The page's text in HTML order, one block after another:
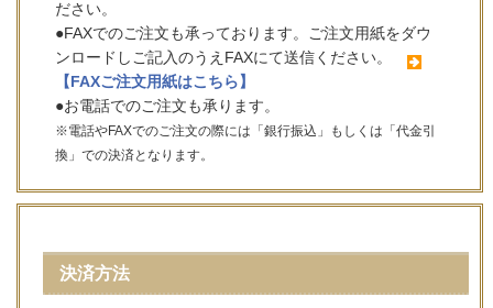
ださい。
●FAXでのご注文も承っております。ご注文用紙をダウ
ンロードしご記入のうえFAXにて送信ください。
【FAXご注文用紙はこちら】
●お電話でのご注文も承ります。
※電話やFAXでのご注文の際には「銀行振込」もしくは「代金引
換」での決済となります。
決済方法